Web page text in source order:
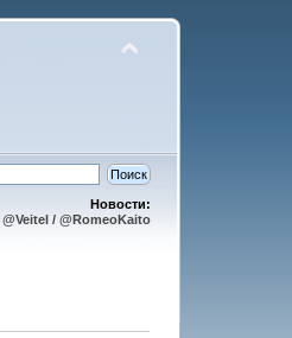
Новости:
@Veitel / @RomeoKaito